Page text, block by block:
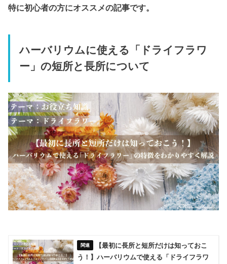
特に初心者の方にオススメの記事です。
ハーバリウムに使える「ドライフラワ
ー」の短所と長所について
【最初に長所と短所だけは知っておこ
う！】ハーバリウムで使える「ドライフラワ